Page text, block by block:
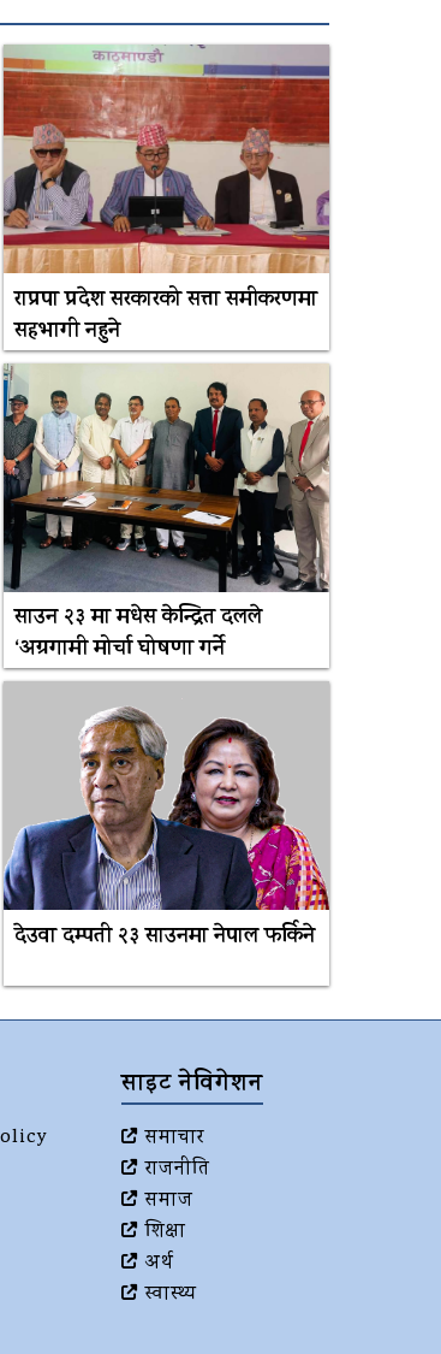
राप्रपा प्रदेश सरकारको सत्ता समीकरणमा
सहभागी नहुने
साउन २३ मा मधेस केन्द्रित दलले
‘अग्रगामी मोर्चा घोषणा गर्ने
देउवा दम्पती २३ साउनमा नेपाल फर्किने
साइट नेविगेशन
समाचार
राजनीति
समाज
शिक्षा
अर्थ
स्वास्थ्य